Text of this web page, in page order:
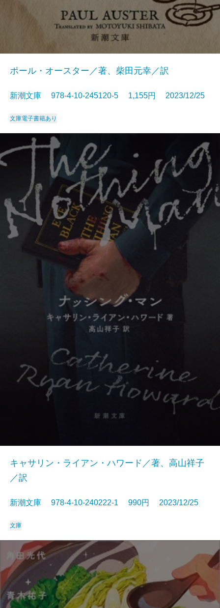
ポール・オースター／著、柴田元幸／訳
新潮文庫 978-4-10-245120-5 1,155円 2023/12/25
文庫電子書籍あり
キャサリン・ライアン・ハワード／著、高山祥子
／訳
新潮文庫 978-4-10-240222-1 990円 2023/12/25
文庫